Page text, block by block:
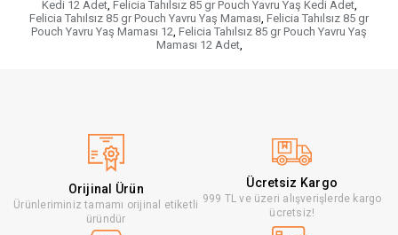
Kedi 12 Adet, Felicia Tahılsız 85 gr Pouch Yavru Yaş Kedi Adet,
Felicia Tahılsız 85 gr Pouch Yavru Yaş Maması Felicia Tahılsız 85 gr
Pouch Yavru Yaş Maması 12 Felicia Tahılsız 85 gr Pouch Yavru Yaş
Maması 12 Adet,
Orijinal Ürün
Ürünleriminiz tamamı orijinal etiketli
üründür
Ücretsiz Kargo
999 TL ve üzeri alışverişlerde kargo
ücretsiz!